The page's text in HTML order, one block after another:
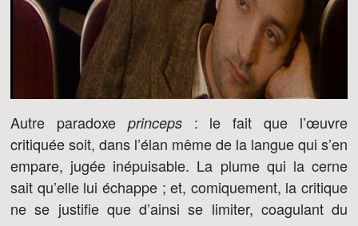
Autre paradoxe princeps: le fait que l’œuvre
critiquée soit, dans l’élan même de la langue qui s’en
empare, jugée inépuisable. La plume qui la cerne
sait qu’elle lui échappe ; et, comiquement, la critique
ne se justifie que d’ainsi se limiter, coagulant du